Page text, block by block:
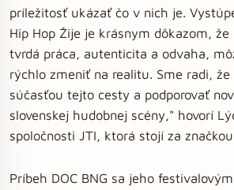
príležitosť ukázať čo v nich je.
Hip Hop Žije je krásnym dôkazom,
tvrdá práca, autenticita a odvaha,
rýchlo zmeniť na realitu. Sme radi,
súčasťou tejto cesty a podporovať
slovenskej hudobnej scény," hovorí
spoločnosti JTI, ktorá stojí za
Príbeh DOC BNG sa jeho